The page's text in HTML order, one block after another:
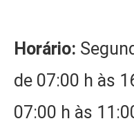
Horário:
de 07:00 h às
07:00 h às